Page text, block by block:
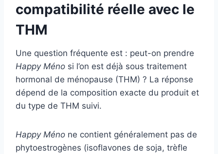
compatibilité réelle avec le
THM
Une question fréquente est : peut-on prendre
Happy Méno si l’on est déjà sous traitement
hormonal de ménopause (THM) ? La réponse
dépend de la composition exacte du produit et
du type de THM suivi.
Happy Méno ne contient généralement pas de
phytoestrogènes (isoflavones de soja, trèfle